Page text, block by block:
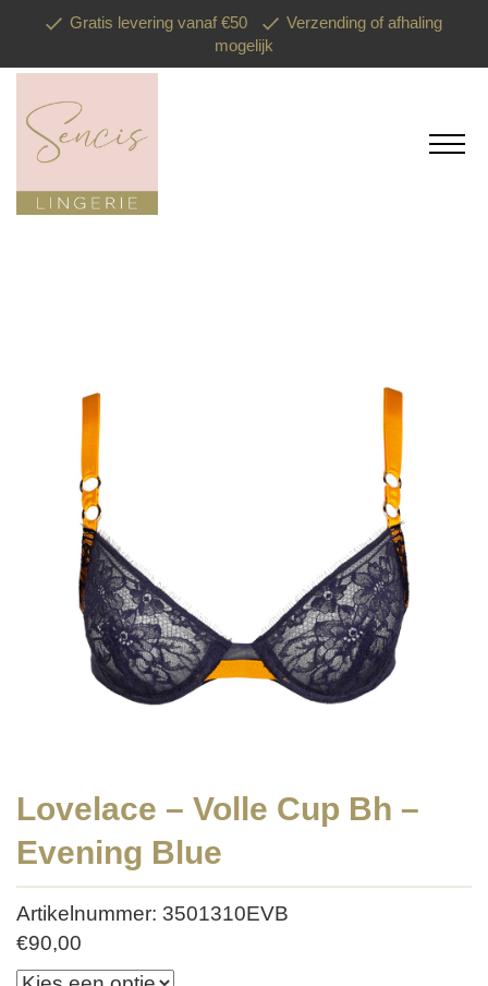
Gratis levering vanaf €50
Verzending of afhaling
mogelijk
Lovelace – Volle Cup Bh –
Evening Blue
Artikelnummer: 3501310EVB
€90,00